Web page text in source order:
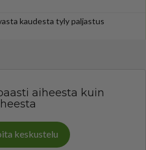
kaudesta tyly paljastus
aiheesta kuin
keskustelu